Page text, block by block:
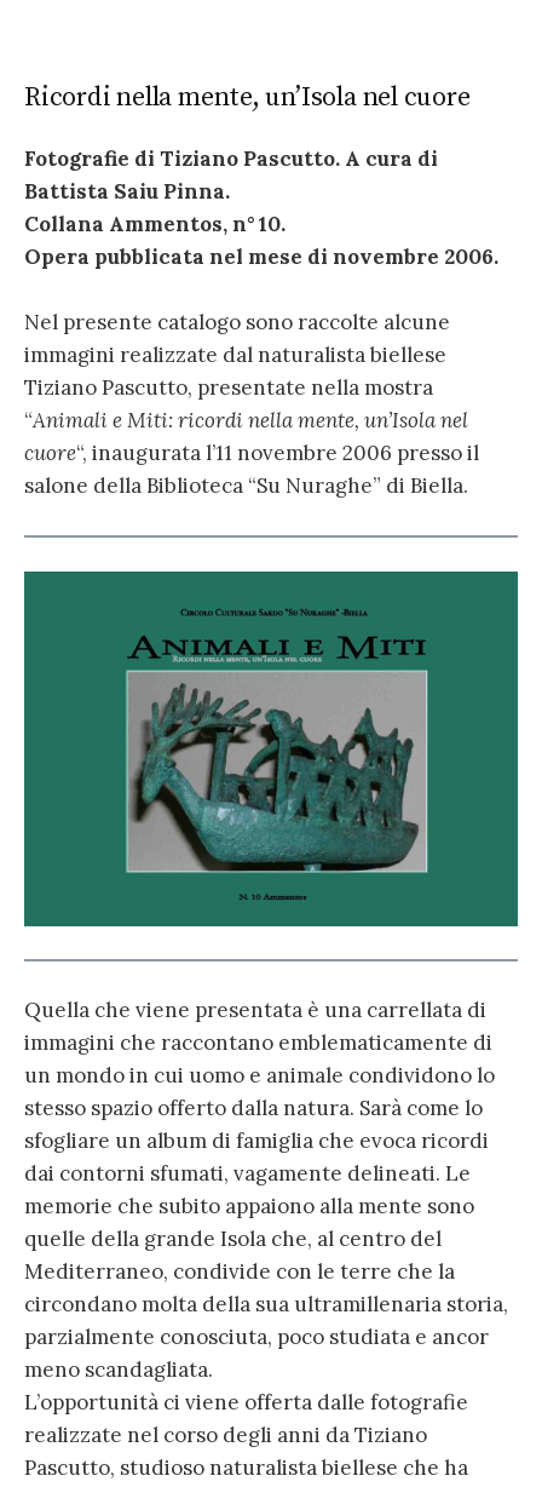
Ricordi nella mente, un’Isola nel cuore
Fotografie di Tiziano Pascutto. A cura di
Battista Saiu Pinna.
Collana Ammentos, n° 10.
Opera pubblicata nel mese di novembre 2006.
Nel presente catalogo sono raccolte alcune
immagini realizzate dal naturalista biellese
Tiziano Pascutto, presentate nella mostra
“Animali e Miti: ricordi nella mente, un’Isola nel
cuore“, inaugurata l’11 novembre 2006 presso il
salone della Biblioteca “Su Nuraghe” di Biella.
Quella che viene presentata è una carrellata di
immagini che raccontano emblematicamente di
un mondo in cui uomo e animale condividono lo
stesso spazio offerto dalla natura. Sarà come lo
sfogliare un album di famiglia che evoca ricordi
dai contorni sfumati, vagamente delineati. Le
memorie che subito appaiono alla mente sono
quelle della grande Isola che, al centro del
Mediterraneo, condivide con le terre che la
circondano molta della sua ultramillenaria storia,
parzialmente conosciuta, poco studiata e ancor
meno scandagliata.
L’opportunità ci viene offerta dalle fotografie
realizzate nel corso degli anni da Tiziano
Pascutto, studioso naturalista biellese che ha